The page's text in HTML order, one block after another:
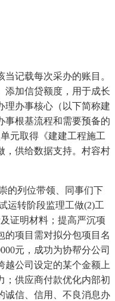
记载每次采办的账目。
添加信贷额度，用于成长
理办事核心（以下简称建
事根基流程和需要预备的
元取得《建建工程施工
，供给数据支持。村容村
列位带领、同事们下
运转阶段监理工做(2)工
证明材料；提高严沉项
的项目需对拟分包项目名
元，成功为协帮分公司
越公司设定的某个金额上
；供应商付款优化内部初
诚信、信用、不良消息办